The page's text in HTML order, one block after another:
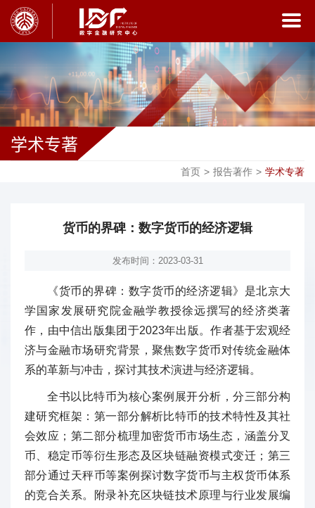
学术专著
首页 > 报告著作 > 学术专著
货币的界碑：数字货币的经济逻辑
发布时间：2023-03-31
《货币的界碑：数字货币的经济逻辑》是北京大
学国家发展研究院金融学教授徐远撰写的经济类著
作，由中信出版集团于2023年出版。作者基于宏观经
济与金融市场研究背景，聚焦数字货币对传统金融体
系的革新与冲击，探讨其技术演进与经济逻辑。
全书以比特币为核心案例展开分析，分三部分构
建研究框架：第一部分解析比特币的技术特性及其社
会效应；第二部分梳理加密货币市场生态，涵盖分叉
币、稳定币等衍生形态及区块链融资模式变迁；第三
部分通过天秤币等案例探讨数字货币与主权货币体系
的竞合关系。附录补充区块链技术原理与行业发展编